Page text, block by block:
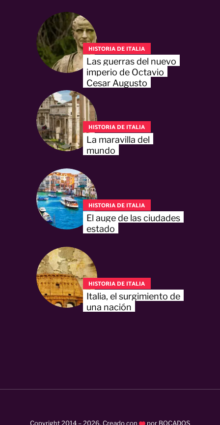
HISTORIA DE ITALIA
Las guerras del nuevo
imperio de Octavio
Cesar Augusto
HISTORIA DE ITALIA
La maravilla del
mundo
HISTORIA DE ITALIA
El auge de las ciudades
estado
HISTORIA DE ITALIA
Italia, el surgimiento de
una nación
Copyright 2014 – 2026. Creado con por BOCADOS